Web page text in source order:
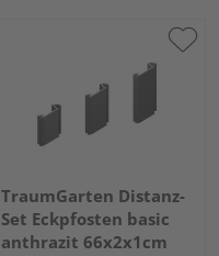
TraumGarten Distanz-
Set Eckpfosten basic
anthrazit 66x2x1cm